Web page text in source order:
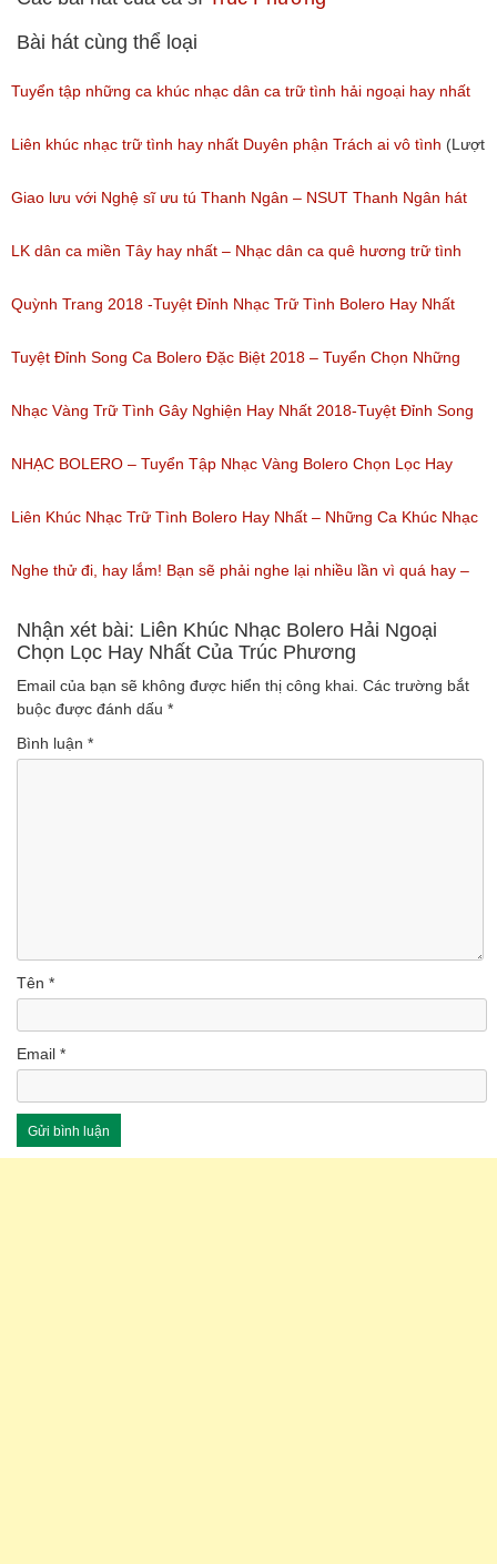
Bài hát cùng thể loại
Tuyển tập những ca khúc nhạc dân ca trữ tình hải ngoại hay nhất
(Lượt nghe: 277)
Liên khúc nhạc trữ tình hay nhất Duyên phận Trách ai vô tình (Lượt
nghe: 193)
Giao lưu với Nghệ sĩ ưu tú Thanh Ngân – NSUT Thanh Ngân hát
Bolero
(Lượt nghe: 80)
LK dân ca miền Tây hay nhất – Nhạc dân ca quê hương trữ tình
miền tây hay nhất
(Lượt nghe: 184)
Quỳnh Trang 2018 -Tuyệt Đỉnh Nhạc Trữ Tình Bolero Hay Nhất
Của Quỳnh Trang 2018
(Lượt nghe: 155)
Tuyệt Đỉnh Song Ca Bolero Đặc Biệt 2018 – Tuyển Chọn Những
Bài Hát Song Ca Nhạc Vàng Bolero Hay Nhất
(Lượt nghe: 218)
Nhạc Vàng Trữ Tình Gây Nghiện Hay Nhất 2018-Tuyệt Đỉnh Song
Ca Thiên Quang Quỳnh Trang Ngọt Ngào
(Lượt nghe: 219)
NHẠC BOLERO – Tuyển Tập Nhạc Vàng Bolero Chọn Lọc Hay
Nhất / Tuyệt Đỉnh Bolero
(Lượt nghe: 99)
Liên Khúc Nhạc Trữ Tình Bolero Hay Nhất – Những Ca Khúc Nhạc
Vàng Trữ Tình Hay Nhất 2018
(Lượt nghe: 75)
Nghe thử đi, hay lắm! Bạn sẽ phải nghe lại nhiều lần vì quá hay –
Nhạc miền Tây đặc sắc
(Lượt nghe: 46)
Nhận xét bài: Liên Khúc Nhạc Bolero Hải Ngoại
Chọn Lọc Hay Nhất Của Trúc Phương
Email của bạn sẽ không được hiển thị công khai. Các trường bắt
buộc được đánh dấu *
Bình luận *
Tên *
Email *